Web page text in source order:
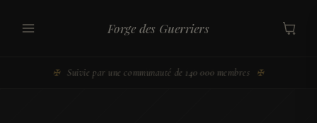
Forge des Guerriers
✠ Suivie par une communauté de 140 000 membres ✠